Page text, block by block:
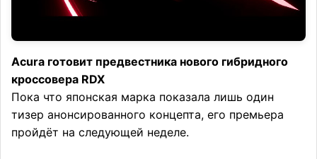
Acura готовит предвестника нового гибридного
кроссовера RDX
Пока что японская марка показала лишь один
тизер анонсированного концепта, его премьера
пройдёт на следующей неделе.